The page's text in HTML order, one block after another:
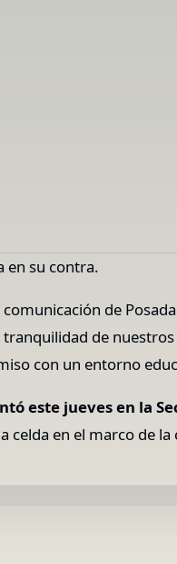
en su contra.
de
de
con un entorno
este jueves en la
en el marco de